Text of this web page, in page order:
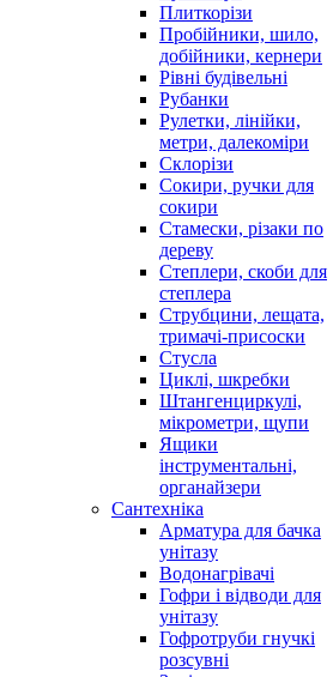
Плиткорізи
Пробійники, шило,
добійники, кернери
Рівні будівельні
Рубанки
Рулетки, лінійки,
метри, далекоміри
Склорізи
Сокири, ручки для
сокири
Стамески, різаки по
дереву
Степлери, скоби для
степлера
Струбцини, лещата,
тримачі-присоски
Стусла
Циклі, шкребки
Штангенциркулі,
мікрометри, щупи
Ящики
інструментальні,
органайзери
Сантехніка
Арматура для бачка
унітазу
Водонагрівачі
Гофри і відводи для
унітазу
Гофротруби гнучкі
розсувні